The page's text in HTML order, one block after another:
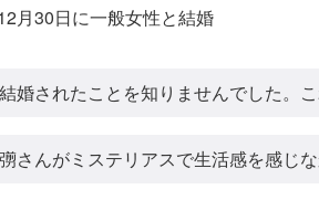
月30日に一般女性と結婚
婚されたことを知りませんでした。
さんがミステリアスで生活感を感じ